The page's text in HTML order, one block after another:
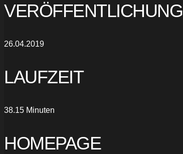
VERÖFFENTLICHUNG
26.04.2019
LAUFZEIT
38.15 Minuten
HOMEPAGE